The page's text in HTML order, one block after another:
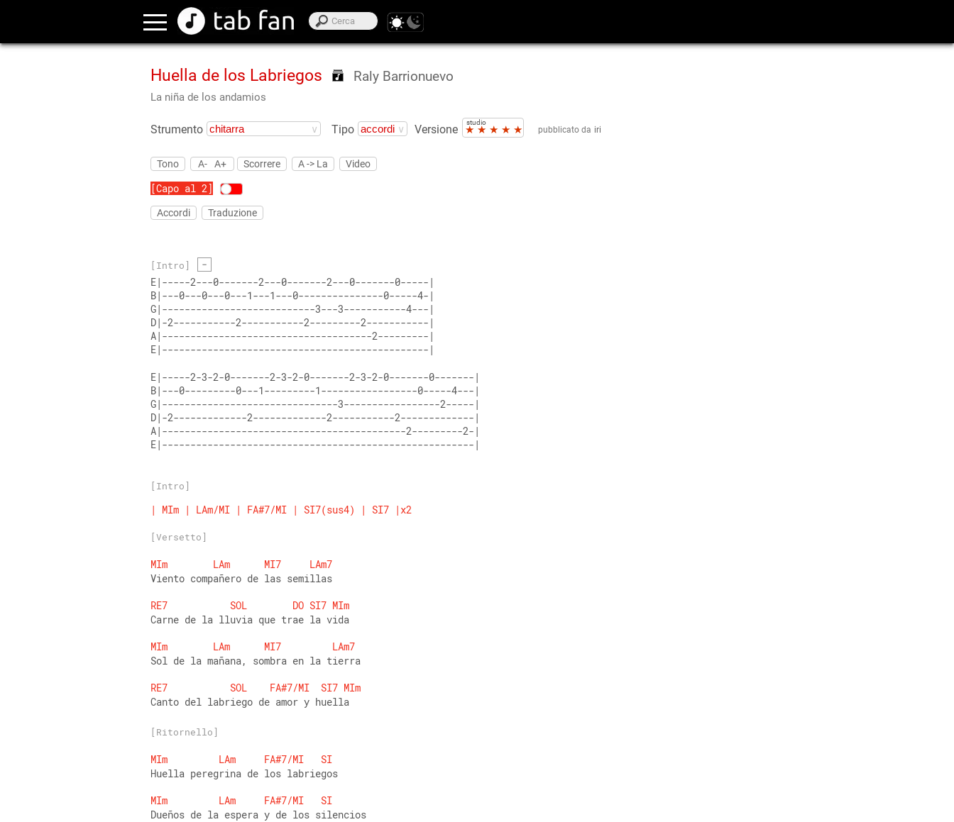
Huella de los Labriegos Raly Barrionuevo
La niña de los andamios
Strumento Tipo Versione
studio
★ ★ ★ ★ ★ pubblicato da iri
Tono A- A+ Scorrere A -> La Video
[Capo al 2]
Accordi Traduzione
[Intro] -
E|-----------------------------------------------|
E|-------------------------------------------------------|
[Intro]
| MIm | LAm/MI | FA#7/MI | SI7(sus4) | SI7 |x2
[Versetto]
MIm LAm MI7
LAm7
Viento compañero de las semillas
RE7
SOL DO SI7 MIm
Carne de la lluvia que trae la vida
MIm
LAm MI7
LAm7
Sol de la mañana, sombra en la tierra
RE7
SOL FA#7/MI SI7 MIm
Canto del labriego de amor y huella
[Ritornello]
MIm LAm FA#7/MI
SI
Huella peregrina de los labriegos
MIm
LAm FA#7/MI
SI
Dueños de la espera y de los silencios